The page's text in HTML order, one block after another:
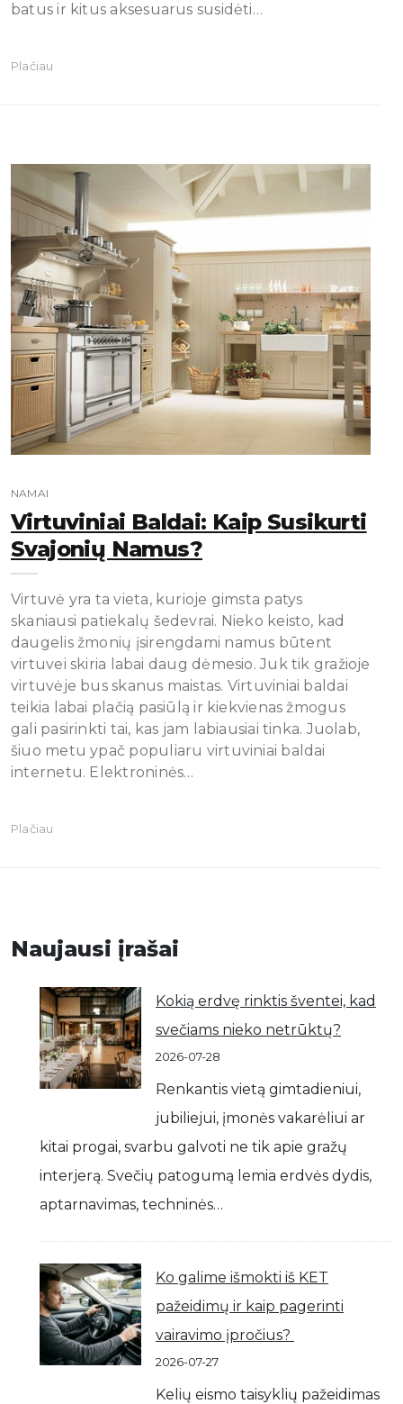
batus ir kitus aksesuarus susidėti…
Plačiau
NAMAI
Virtuviniai Baldai: Kaip Susikurti
Svajonių Namus?
Virtuvė yra ta vieta, kurioje gimsta patys
skaniausi patiekalų šedevrai. Nieko keisto, kad
daugelis žmonių įsirengdami namus būtent
virtuvei skiria labai daug dėmesio. Juk tik gražioje
virtuvėje bus skanus maistas. Virtuviniai baldai
teikia labai plačią pasiūlą ir kiekvienas žmogus
gali pasirinkti tai, kas jam labiausiai tinka. Juolab,
šiuo metu ypač populiaru virtuviniai baldai
internetu. Elektroninės…
Plačiau
Naujausi įrašai
Kokią erdvę rinktis šventei, kad
svečiams nieko netrūktų?
2026-07-28
Renkantis vietą gimtadieniui,
jubiliejui, įmonės vakarėliui ar
kitai progai, svarbu galvoti ne tik apie gražų
interjerą. Svečių patogumą lemia erdvės dydis,
aptarnavimas, techninės…
Ko galime išmokti iš KET
pažeidimų ir kaip pagerinti
vairavimo įpročius?
2026-07-27
Kelių eismo taisyklių pažeidimas